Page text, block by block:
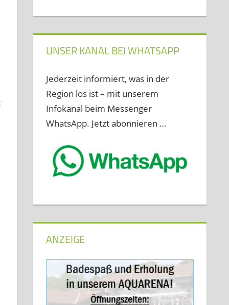
UNSER KANAL BEI WHATSAPP
Jederzeit informiert, was in der
Region los ist – mit unserem
Infokanal beim Messenger
WhatsApp. Jetzt abonnieren …
ANZEIGE